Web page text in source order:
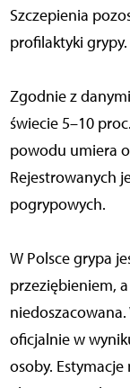
Szczepienia
profilaktyki grypy.
Zgodnie z
świecie 5–10
powodu umiera
Rejestrowanych
pogrypowych.
W Polsce grypa
przeziębieniem,
oficjalnie w
osoby.